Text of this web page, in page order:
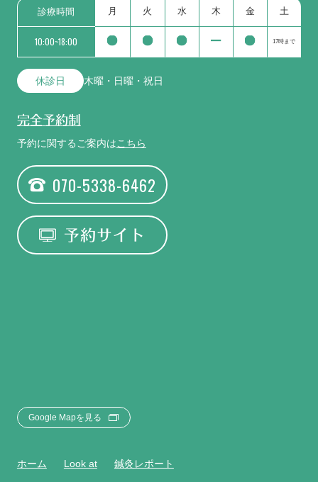
診療時間 月 火 水 木 金 土
10:00~18:00 17時まで
休診日 木曜・日曜・祝日
完全予約制
予約に関するご案内はこちら
070-5338-6462
予約サイト
Google Mapを見る
ホーム Look at 鍼灸レポート